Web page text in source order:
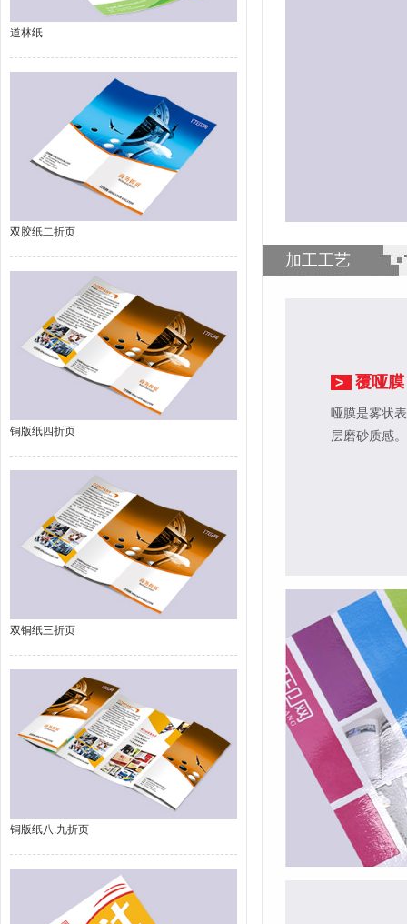
道林纸
双胶纸二折页
铜版纸四折页
双铜纸三折页
铜版纸八.九折页
加工工艺
> 覆哑膜
哑膜是雾状
层磨砂质感